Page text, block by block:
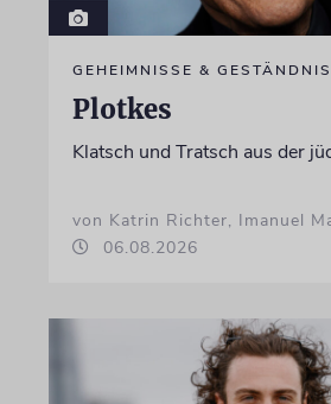
GEHEIMNISSE &
Plotkes
Klatsch und Tratsch aus der
von Katrin Richter, Imanuel
06.08.2026